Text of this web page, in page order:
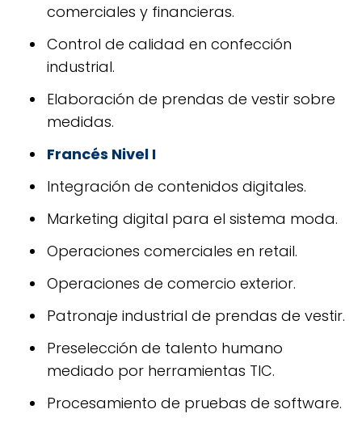
comerciales y financieras.
Control de calidad en confección
industrial.
Elaboración de prendas de vestir sobre
medidas.
Francés Nivel I
Integración de contenidos digitales.
Marketing digital para el sistema moda.
Operaciones comerciales en retail.
Operaciones de comercio exterior.
Patronaje industrial de prendas de vestir.
Preselección de talento humano
mediado por herramientas TIC.
Procesamiento de pruebas de software.